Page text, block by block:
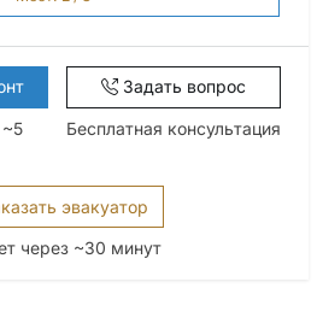
Задать вопрос
Бесплатная консультация
эвакуатор
через ~30 минут